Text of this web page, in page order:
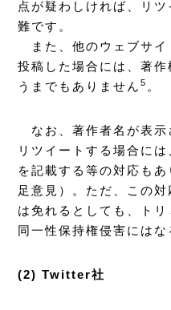
点が疑わしければ、リ
難です。
また、他のウェブサイ
投稿した場合には、著
うまでもありません5 。
なお、著作者名が表示
リツイートする場合に
を記載する等の対応も
足意見）。ただ、この
は免れるとしても、トリ
同一性保持権侵害にはな
(2) Twitter社